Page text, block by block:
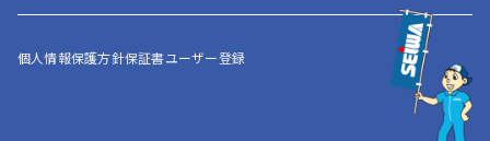
個人情報保護方針保証書ユーザー登録